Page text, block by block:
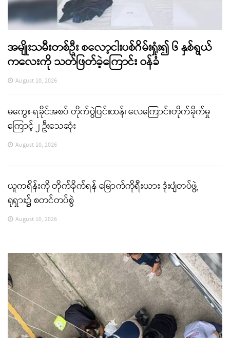
အမျိုးသမီးတစ်ဦး စလော့ငါးပစ်ဂိမ်းရှုံး၍ ၆ နှစ်ရွယ်
ကလေးကို သတ်ဖြတ်ခဲ့ကြောင်း ဝန်ခံ
August 10, 2026
မကွေး-ရခိုင်အစပ် တိုက်ပွဲပြင်းထန်၊ လေကြောင်းတိုက်ခိုက်မှု
ကြောင့် ၂ ဦးသေဆုံး
August 10, 2026
ယူကရိန်းကို တိုက်ခိုက်ရန် မြောက်ကိုရီးယား ဒုံးပျံတပ်ဖွဲ့
ရုရှား၌ စတင်တပ်စွဲ
August 10, 2026